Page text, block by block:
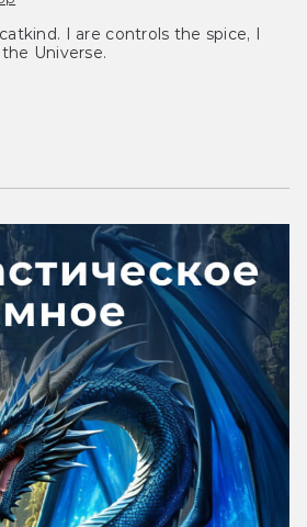
I are controls the spice, I
Universe.